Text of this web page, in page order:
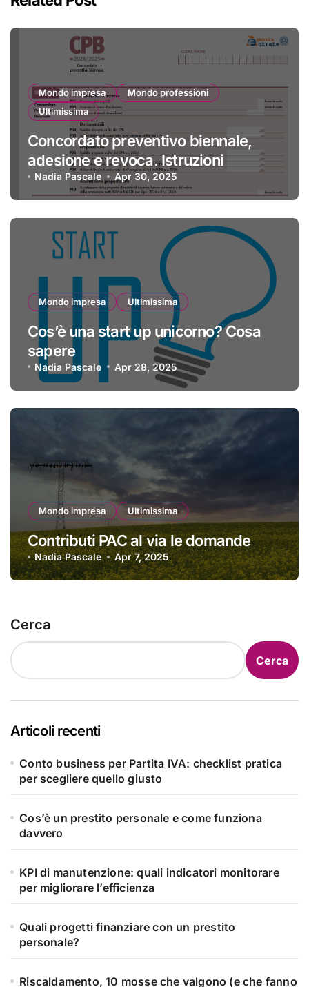
Mondo impresa
Mondo professioni
Ultimissima
Concordato preventivo biennale,
adesione e revoca. Istruzioni
Nadia Pascale Apr 30, 2025
Mondo impresa Ultimissima
Cos’è una start up unicorno? Cosa
sapere
Nadia Pascale Apr 28, 2025
Mondo impresa Ultimissima
Contributi PAC al via le domande
Nadia Pascale Apr 7, 2025
Cerca
Cerca
Articoli recenti
Conto business per Partita IVA: checklist pratica
per scegliere quello giusto
Cos’è un prestito personale e come funziona
davvero
KPI di manutenzione: quali indicatori monitorare
per migliorare l’efficienza
Quali progetti finanziare con un prestito
personale?
Riscaldamento, 10 mosse che valgono (e che fanno